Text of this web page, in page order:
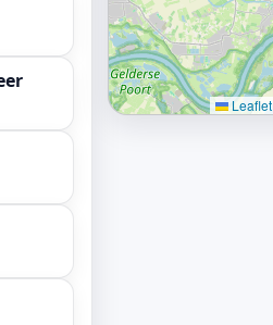
Leaflet